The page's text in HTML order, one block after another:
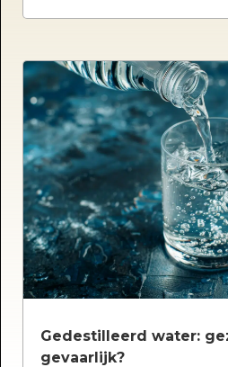
Gedestilleerd water:
gevaarlijk?